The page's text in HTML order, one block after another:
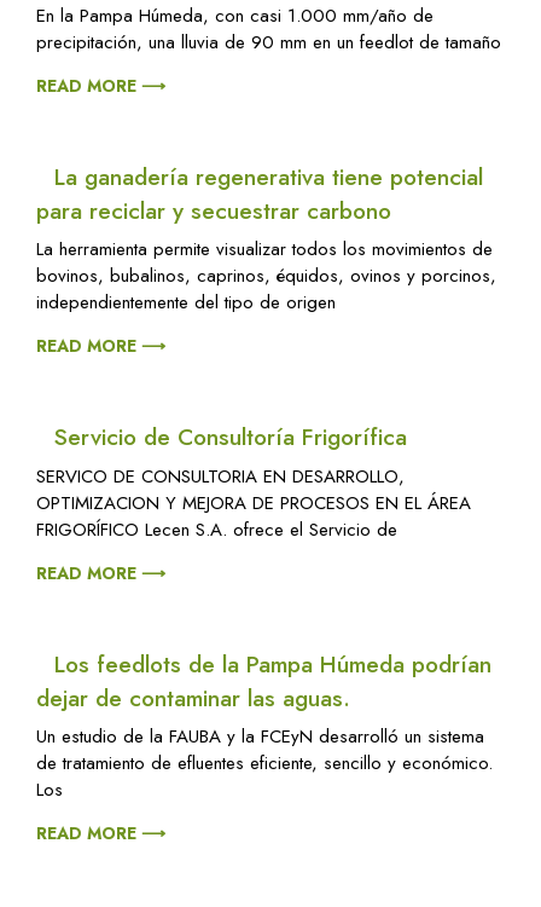
En la Pampa Húmeda, con casi 1.000 mm/año de
precipitación, una lluvia de 90 mm en un feedlot de tamaño
READ MORE ⟶
La ganadería regenerativa tiene potencial
para reciclar y secuestrar carbono
La herramienta permite visualizar todos los movimientos de
bovinos, bubalinos, caprinos, équidos, ovinos y porcinos,
independientemente del tipo de origen
READ MORE ⟶
Servicio de Consultoría Frigorífica
SERVICO DE CONSULTORIA EN DESARROLLO,
OPTIMIZACION Y MEJORA DE PROCESOS EN EL ÁREA
FRIGORÍFICO Lecen S.A. ofrece el Servicio de
READ MORE ⟶
Los feedlots de la Pampa Húmeda podrían
dejar de contaminar las aguas.
Un estudio de la FAUBA y la FCEyN desarrolló un sistema
de tratamiento de efluentes eficiente, sencillo y económico.
Los
READ MORE ⟶